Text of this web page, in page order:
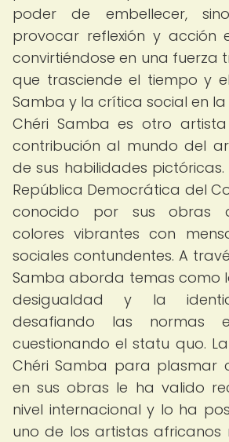
poder de embellecer,
provocar reflexión y acción
convirtiéndose en una fuerza
que trasciende el tiempo y
Samba y la crítica social en
Chéri Samba es otro
contribución al mundo del
de sus habilidades
República Democrática del
conocido por sus obras
colores vibrantes con
sociales contundentes. A
Samba aborda temas como
desigualdad y la
desafiando las normas
cuestionando el statu quo.
Chéri Samba para plasmar
en sus obras le ha valido
nivel internacional y lo ha
uno de los artistas africanos